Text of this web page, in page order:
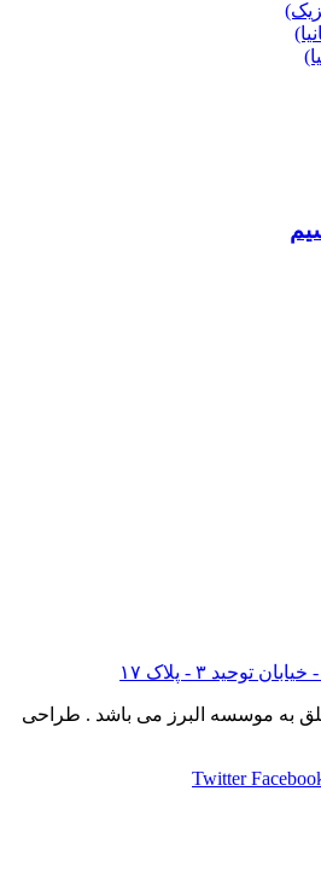
٣ - پلاک ١٧
به موسسه البرز می باشد . طراحی
Twitter